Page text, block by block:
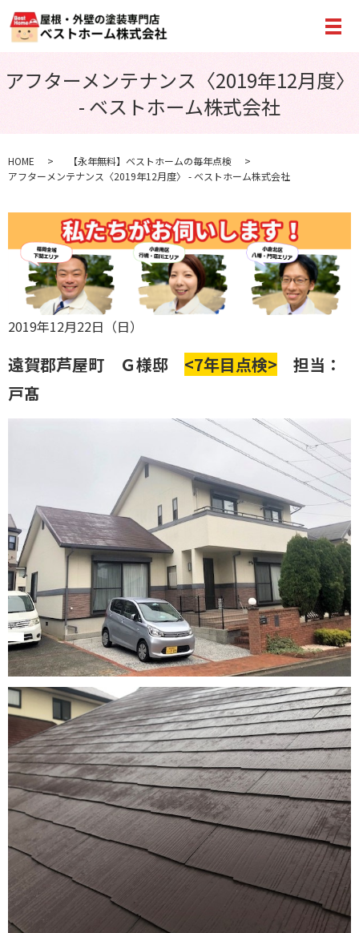
メ
アフターメンテナンス〈2019年12月度〉
- ベストホーム株式会社
HOME
【永年無料】ベストホームの毎年点検
アフターメンテナンス〈2019年12月度〉 - ベストホーム株式会社
2019年12月22日（日）
遠賀郡芦屋町 Ｇ様邸 <7年目点検> 担当：
戸髙